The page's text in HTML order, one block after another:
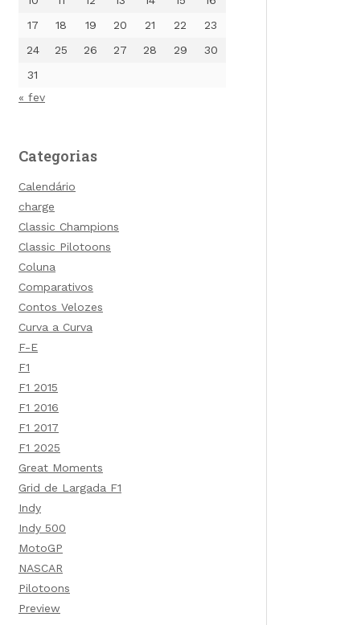
17
18 19 20 21 22
23
24
25 26 27 28 29
30
31
« fev
Categorias
Calendário
charge
Classic Champions
Classic Pilotoons
Coluna
Comparativos
Contos Velozes
Curva a Curva
F-E
F1
F1 2015
F1 2016
F1 2017
F1 2025
Great Moments
Grid de Largada F1
Indy
Indy 500
MotoGP
NASCAR
Pilotoons
Preview